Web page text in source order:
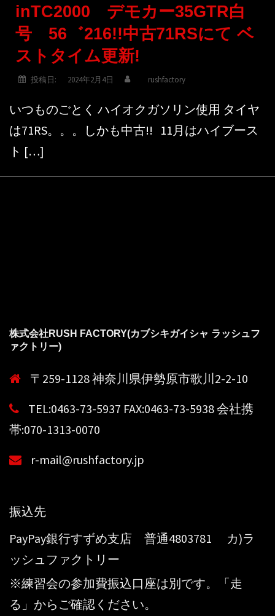
inTC2000 デモカー35GTR白
号 56゛216!!中古71RSにて ベ
ストタイム更新!
投稿日: 2024年2月4日 rushfactory
いつものごとく ハイオクガソリン使用 タイヤ
は71RS。。。しかも中古!! 11月はハイブース
ト […]
株式会社RUSH FACTORY(カブシキガイシャ ラッシュフ
ァクトリー)
〒259-1128 神奈川県伊勢原市歌川2-2-10
TEL:0463-73-5937 FAX:0463-73-5938 会社携
帯:070-1313-0070
r-mail@rushfactory.jp
振込先
PayPay銀行すずめ支店 普通4803781 カ)ラ
ッシュファクトリー
※練習会の参加費振込口座は別です。「走
る」からご確認ください。